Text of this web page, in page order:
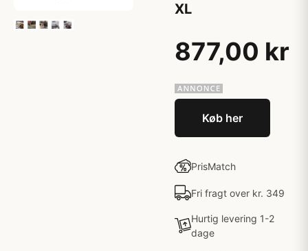
XL
877,00 kr
Køb her
PrisMatch
Fri fragt over kr. 349
Hurtig levering 1-2
dage